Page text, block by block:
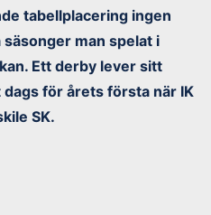
tabellplacering ingen
man spelat i
Ett derby lever sitt
dags för årets första när IK
SK.